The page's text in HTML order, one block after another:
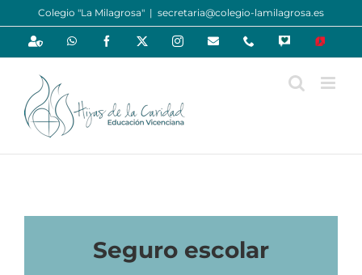
al
contenido
Colegio "La Milagrosa" | secretaria@colegio-lamilagrosa.es
Personalizado
WhatsAppFacebook InstagramEmail PhoneOraciones
Seguro escolar